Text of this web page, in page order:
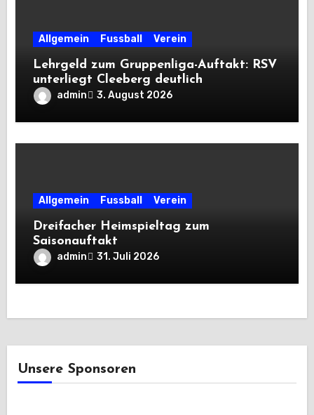
Allgemein Fussball Verein
Lehrgeld zum Gruppenliga-Auftakt: RSV
unterliegt Cleeberg deutlich
admin 3. August 2026
Allgemein Fussball Verein
Dreifacher Heimspieltag zum
Saisonauftakt
admin 31. Juli 2026
Unsere Sponsoren